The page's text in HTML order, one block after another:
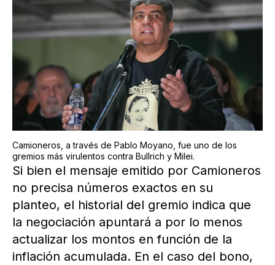
Camioneros, a través de Pablo Moyano, fue uno de los
gremios más virulentos contra Bullrich y Milei.
Si bien el mensaje emitido por Camioneros
no precisa números exactos en su
planteo, el historial del gremio indica que
la negociación apuntará a por lo menos
actualizar los montos en función de la
inflación acumulada. En el caso del bono,